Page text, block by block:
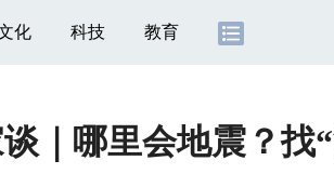
化 科技 教育
｜哪里会地震？找